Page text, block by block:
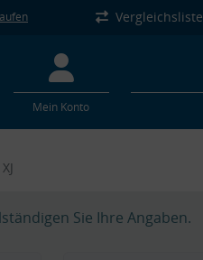
Vergleichsliste
Mein Konto
Sie Ihre Angaben.